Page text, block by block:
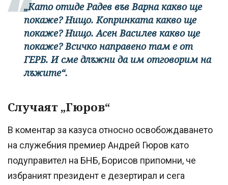
„Като отиде Радев във Варна какво ще
покаже? Нищо. Копринката какво ще
покаже? Нищо. Асен Василев какво ще
покаже? Всичко направено там е от
ГЕРБ. И сме длъжни да им отговорим на
лъжите“.
Случаят „Гюров“
В коментар за казуса относно освобождаването
на служебния премиер Андрей Гюров като
подуправител на БНБ, Борисов припомни, че
избраният президент е дезертирал и сега